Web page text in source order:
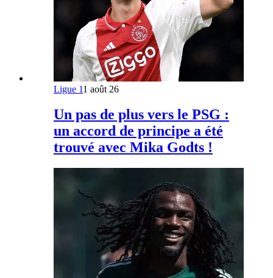
Ligue 11 août 26
Un pas de plus vers le PSG :
un accord de principe a été
trouvé avec Mika Godts !